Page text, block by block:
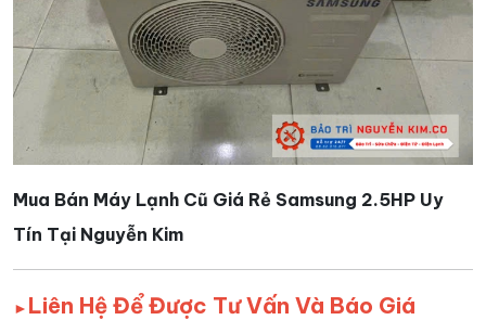
Mua Bán Máy Lạnh Cũ Giá Rẻ Samsung 2.5HP Uy
Tín Tại Nguyễn Kim
► Liên Hệ Để Được Tư Vấn Và Báo Giá